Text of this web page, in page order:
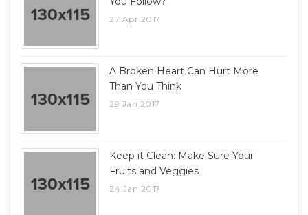
27 Apr 2017
A Broken Heart Can Hurt More
Than You Think
29 Jan 2017
Keep it Clean: Make Sure Your
Fruits and Veggies
24 Jan 2017